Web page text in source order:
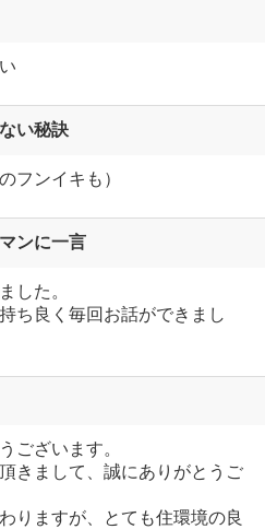
い秘訣
フンイキも）
ンに一言
した。
ち良く毎回お話ができまし
ございます。
きまして、誠にありがとうご
りますが、とても住環境の良